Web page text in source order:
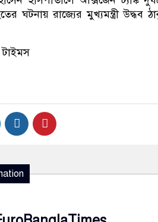
ঘটনায় রাজ্যের মুখ্যমন্ত্রী উদ্ধব